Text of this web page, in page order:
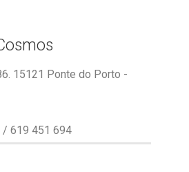
15121 Ponte do Porto -
/ 619 451 694